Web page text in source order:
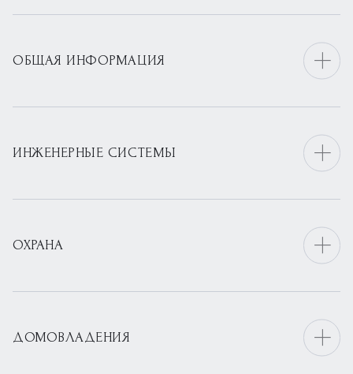
ОБЩАЯ ИНФОРМАЦИЯ
ИНЖЕНЕРНЫЕ СИСТЕМЫ
ОХРАНА
ДОМОВЛАДЕНИЯ